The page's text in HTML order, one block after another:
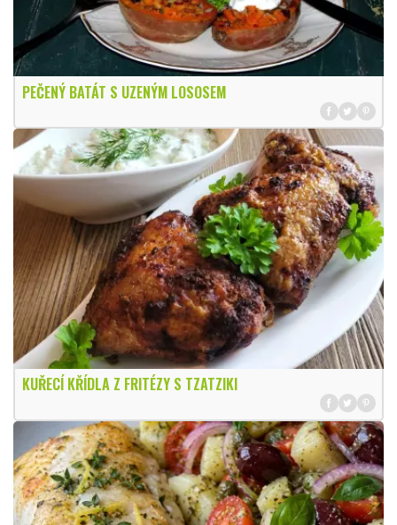
PEČENÝ BATÁT S UZENÝM LOSOSEM
KUŘECÍ KŘÍDLA Z FRITÉZY S TZATZIKI